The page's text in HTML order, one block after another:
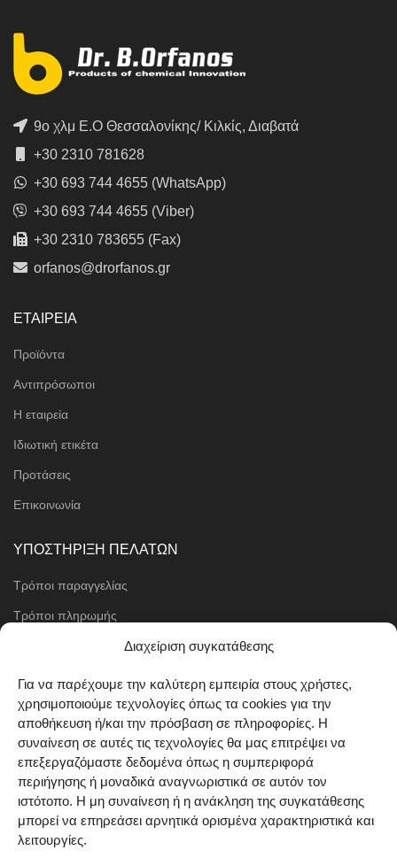
Διαχείριση συγκατάθεσης
Για να παρέχουμε την καλύτερη εμπειρία στους χρήστες,
χρησιμοποιούμε τεχνολογίες όπως τα cookies για την
αποθήκευση ή/και την πρόσβαση σε πληροφορίες. Η
συναίνεση σε αυτές τις τεχνολογίες θα μας επιτρέψει να
επεξεργαζόμαστε δεδομένα όπως η συμπεριφορά
περιήγησης ή μοναδικά αναγνωριστικά σε αυτόν τον
ιστότοπο. Η μη συναίνεση ή η ανάκληση της συγκατάθεσης
μπορεί να επηρεάσει αρνητικά ορισμένα χαρακτηριστικά και
λειτουργίες.
9ο χλμ Ε.Ο Θεσσαλονίκης/ Κιλκίς, Διαβατά
+30 2310 781628
+30 693 744 4655 (WhatsApp)
+30 693 744 4655 (Viber)
+30 2310 783655 (Fax)
orfanos@drorfanos.gr
ΕΤΑΙΡΕΙΑ
Προϊόντα
Αντιπρόσωποι
Η εταιρεία
Ιδιωτική ετικέτα
Προτάσεις
Επικοινωνία
ΥΠΟΣΤΗΡΙΞΗ ΠΕΛΑΤΩΝ
Τρόποι παραγγελίας
Τρόποι πληρωμής
Μέθοδοι αποστολής
Όροι χρήσης
Cookie Policy (EU)
ΑΚΟΛΟΥΘΗΣΤΕ ΜΑΣ